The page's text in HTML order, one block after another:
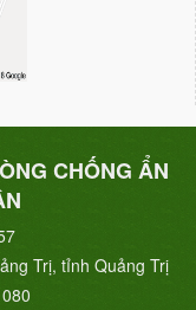
CHỐNG ẨN
Trị, tỉnh Quảng Trị